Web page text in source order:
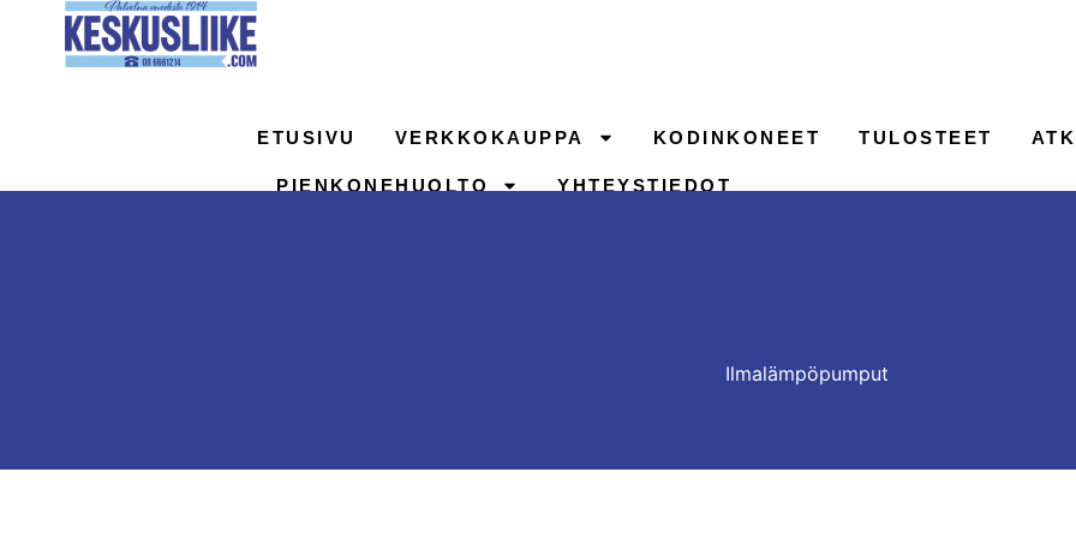
sisältöön
ETUSIVU VERKKOKAUPPA KODINKONEET TULOSTEET
PIENKONEHUOLTO YHTEYSTIEDOT
Ilmalämpöpumput